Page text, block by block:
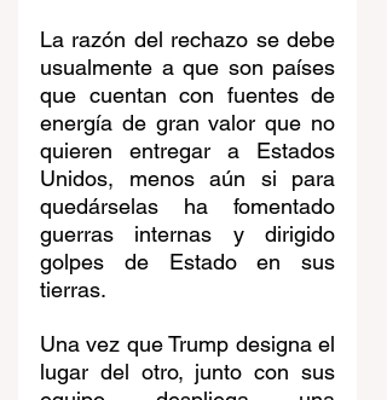
La razón del rechazo se debe
usualmente a que son países
que cuentan con fuentes de
energía de gran valor que no
quieren entregar a Estados
Unidos, menos aún si para
quedárselas ha fomentado
guerras internas y dirigido
golpes de Estado en sus
tierras.
Una vez que Trump designa el
lugar del otro, junto con sus